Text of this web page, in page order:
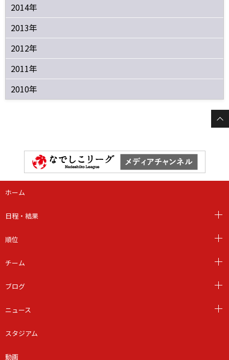
2014年
2013年
2012年
2011年
2010年
ホーム
日程・結果
順位
チーム
ブログ
ニュース
スタジアム
動画